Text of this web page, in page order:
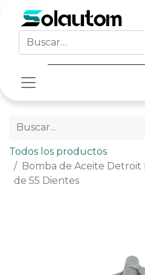
Todos los productos
Bomba de Aceite Detroit
de 55 Dientes